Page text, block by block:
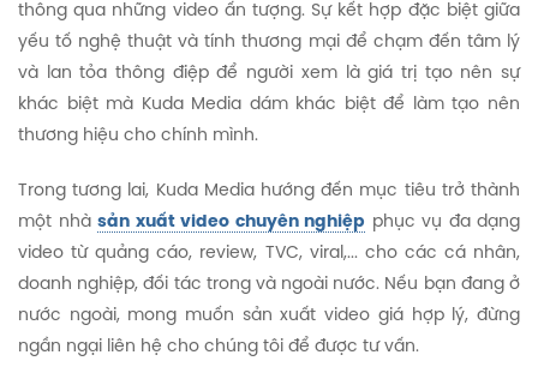
thông qua những video ấn tượng. Sự kết hợp đặc biệt giữa
yếu tố nghệ thuật và tính thương mại để chạm đến tâm lý
và lan tỏa thông điệp để người xem là giá trị tạo nên sự
khác biệt mà Kuda Media dám khác biệt để làm tạo nên
thương hiệu cho chính mình.
Trong tương lai, Kuda Media hướng đến mục tiêu trở thành
một nhà sản xuất video chuyên nghiệp phục vụ đa dạng
video từ quảng cáo, review, TVC, viral,... cho các cá nhân,
doanh nghiệp, đối tác trong và ngoài nước. Nếu bạn đang ở
nước ngoài, mong muốn sản xuất video giá hợp lý, đừng
ngần ngại liên hệ cho chúng tôi để được tư vấn.